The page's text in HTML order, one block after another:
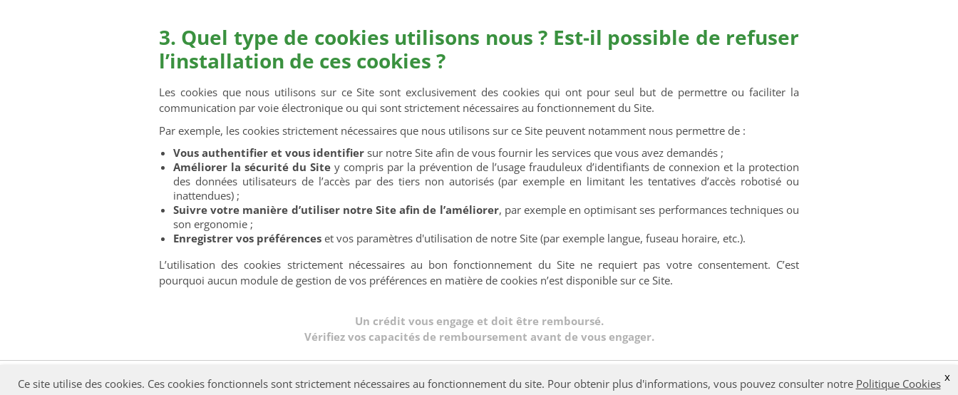
3. Quel type de cookies utilisons nous ? Est-il possible de refuser
l’installation de ces cookies ?
Les cookies que nous utilisons sur ce Site sont exclusivement des cookies qui ont pour seul but de permettre ou faciliter la
communication par voie électronique ou qui sont strictement nécessaires au fonctionnement du Site.
Par exemple, les cookies strictement nécessaires que nous utilisons sur ce Site peuvent notamment nous permettre de :
Vous authentifier et vous identifier sur notre Site afin de vous fournir les services que vous avez demandés ;
Améliorer la sécurité du Site y compris par la prévention de l’usage frauduleux d’identifiants de connexion et la protection
des données utilisateurs de l’accès par des tiers non autorisés (par exemple en limitant les tentatives d’accès robotisé ou
inattendues) ;
Suivre votre manière d’utiliser notre Site afin de l’améliorer, par exemple en optimisant ses performances techniques ou
son ergonomie ;
Enregistrer vos préférences et vos paramètres d'utilisation de notre Site (par exemple langue, fuseau horaire, etc.).
L’utilisation des cookies strictement nécessaires au bon fonctionnement du Site ne requiert pas votre consentement. C’est
pourquoi aucun module de gestion de vos préférences en matière de cookies n’est disponible sur ce Site.
Un crédit vous engage et doit être remboursé.
Vérifiez vos capacités de remboursement avant de vous engager.
Données personnelles|Mentions légales|Cookies
Ce site utilise des cookies. Ces cookies fonctionnels sont strictement nécessaires au fonctionnement du site. Pour obtenir plus d'informations, vous pouvez consulter notre Politique Cookies x